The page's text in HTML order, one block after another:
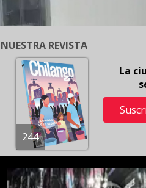
NUESTRA REVISTA
244
La